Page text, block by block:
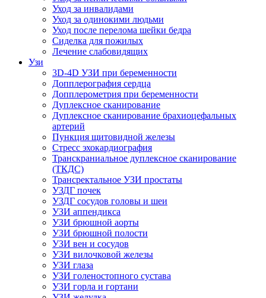
Уход за инвалидами
Уход за одинокими людьми
Уход после перелома шейки бедра
Сиделка для пожилых
Лечение слабовидящих
Узи
3D-4D УЗИ при беременности
Допплерография сердца
Допплерометрия при беременности
Дуплексное сканирование
Дуплексное сканирование брахиоцефальных
артерий
Пункция щитовидной железы
Стресс эхокардиография
Транскраниальное дуплексное сканирование
(ТКДС)
Трансректальное УЗИ простаты
УЗДГ почек
УЗДГ сосудов головы и шеи
УЗИ аппендикса
УЗИ брюшной аорты
УЗИ брюшной полости
УЗИ вен и сосудов
УЗИ вилочковой железы
УЗИ глаза
УЗИ голеностопного сустава
УЗИ горла и гортани